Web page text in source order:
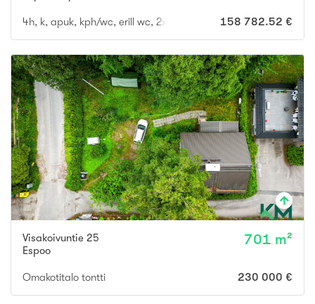
4h, k, apuk, kph/wc, erill wc, 2xvh, las. parv158 782.52 €
Visakoivuntie 25
Espoo
701 m²
Omakotitalo tontti 230 000 €